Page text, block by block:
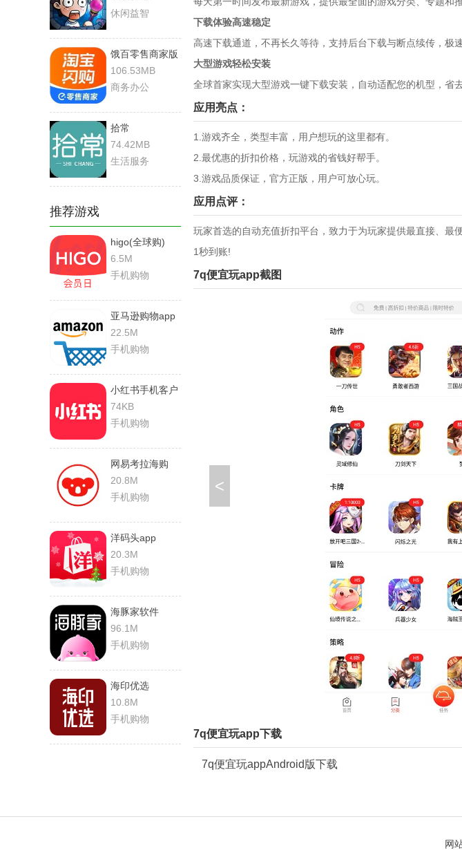
休闲益智
饿百零售商家版
106.53MB
商务办公
拾常
74.42MB
生活服务
推荐游戏
higo(全球购)
6.5M
手机购物
亚马逊购物app
22.5M
手机购物
小红书手机客户
端
74KB
手机购物
网易考拉海购
20.8M
手机购物
洋码头app
20.3M
手机购物
海豚家软件
96.1M
手机购物
海印优选
10.8M
手机购物
下载体验高速稳定
高速下载通道，不再长久等待，支持后台下载与断点续传，极
大型游戏轻松安装
全球首家实现大型游戏一键下载安装，自动适配您的机型，省
应用亮点：
1.游戏齐全，类型丰富，用户想玩的这里都有。
2.最优惠的折扣价格，玩游戏的省钱好帮手。
3.游戏品质保证，官方正版，用户可放心玩。
应用点评：
玩家首选的自动充值折扣平台，致力于为玩家提供最直接、最
1秒到账!
7q便宜玩app截图
<
7q便宜玩app下载
7q便宜玩appAndroid版下载
网